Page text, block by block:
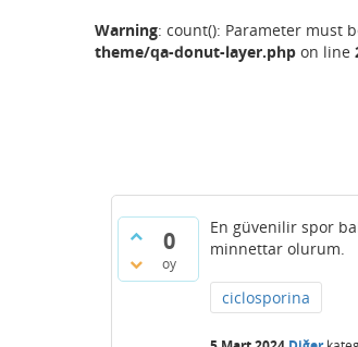
Warning: count(): Parameter must
theme/qa-donut-layer.php on line
0
oy
En güvenilir spor
minnettar olurum.
ciclosporina